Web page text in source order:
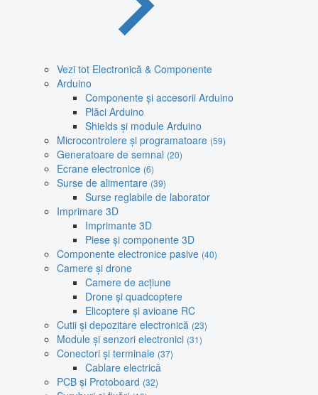
Vezi tot Electronică & Componente
Arduino
Componente și accesorii Arduino
Plăci Arduino
Shields și module Arduino
Microcontrolere și programatoare (59)
Generatoare de semnal (20)
Ecrane electronice (6)
Surse de alimentare (39)
Surse reglabile de laborator
Imprimare 3D
Imprimante 3D
Piese și componente 3D
Componente electronice pasive (40)
Camere și drone
Camere de acțiune
Drone și quadcoptere
Elicoptere și avioane RC
Cutii și depozitare electronică (23)
Module și senzori electronici (31)
Conectori și terminale (37)
Cablare electrică
PCB și Protoboard (32)